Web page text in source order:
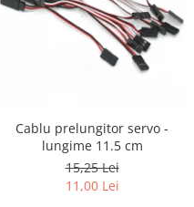
Cablu prelungitor servo -
lungime 11.5 cm
15,25 Lei
11,00 Lei